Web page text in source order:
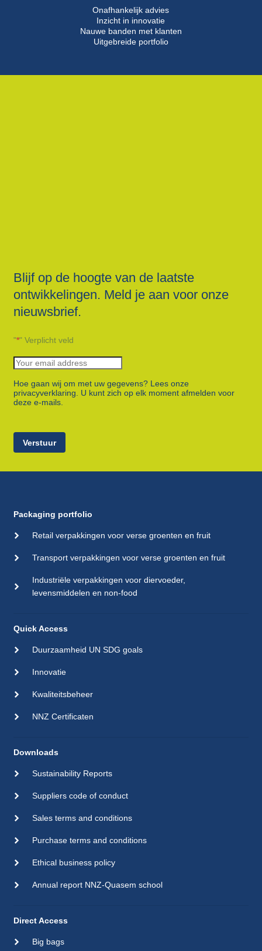
Onafhankelijk advies
Inzicht in innovatie
Nauwe banden met klanten
Uitgebreide portfolio
Blijf op de hoogte van de laatste
ontwikkelingen. Meld je aan voor onze
nieuwsbrief.
"*" Verplicht veld
Hoe gaan wij om met uw gegevens? Lees onze
privacyverklaring. U kunt zich op elk moment afmelden voor
deze e-mails.
Verstuur
Packaging portfolio
Retail verpakkingen voor verse groenten en fruit
Transport verpakkingen voor verse groenten en fruit
Industriële verpakkingen voor diervoeder,
levensmiddelen en non-food
Quick Access
Duurzaamheid UN SDG goals
Innovatie
Kwaliteitsbeheer
NNZ Certificaten
Downloads
Sustainability Reports
Suppliers code of conduct
Sales terms and conditions
Purchase terms and conditions
Ethical business policy
Annual report NNZ-Quasem school
Direct Access
Big bags